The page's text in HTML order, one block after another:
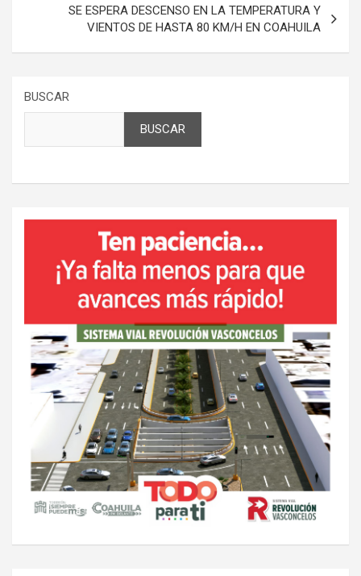
SE ESPERA DESCENSO EN LA TEMPERATURA Y
VIENTOS DE HASTA 80 KM/H EN COAHUILA
BUSCAR
BUSCAR